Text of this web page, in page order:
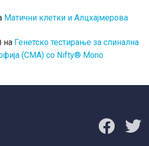
Матични клетки и Алцхајмерова
на Генетско тестирање за спинална
(СМА) со Nifty® Mono